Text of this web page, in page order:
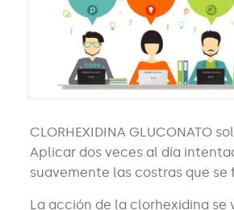
CLORHEXIDINA GLUCONATO
Aplicar dos veces al día
suavemente las costras que se
La acción de la clorhexidina se